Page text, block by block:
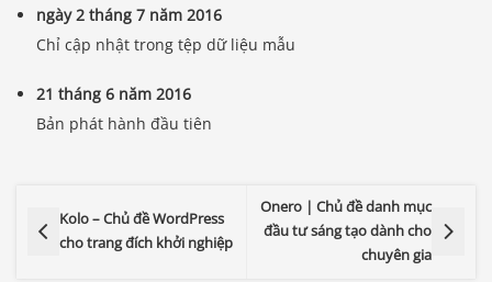
ngày 2 tháng 7 năm 2016
Chỉ cập nhật trong tệp dữ liệu mẫu
21 tháng 6 năm 2016
Bản phát hành đầu tiên
Kolo – Chủ đề WordPress
cho trang đích khởi nghiệp
Onero | Chủ đề danh mục
đầu tư sáng tạo dành cho
chuyên gia
0903.976.769
Hướng dẫn & Hỗ trợ: